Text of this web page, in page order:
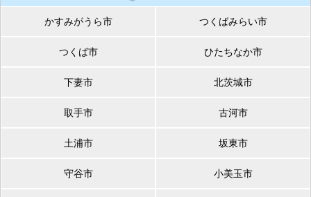
かすみがうら市 つくばみらい市
つくば市 ひたちなか市
下妻市 北茨城市
取手市 古河市
土浦市 坂東市
守谷市 小美玉市